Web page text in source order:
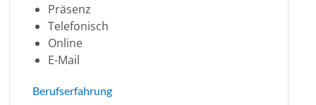
Präsenz
Telefonisch
Online
E-Mail
Berufserfahrung